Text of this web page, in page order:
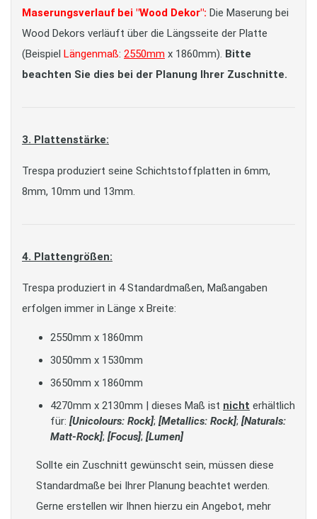
Maserungsverlauf bei "Wood Dekor": Die Maserung bei
Wood Dekors verläuft über die Längsseite der Platte
(Beispiel Längenmaß: 2550mm x 1860mm). Bitte
beachten Sie dies bei der Planung Ihrer Zuschnitte.
3. Plattenstärke:
Trespa produziert seine Schichtstoffplatten in 6mm,
8mm, 10mm und 13mm.
4. Plattengrößen:
Trespa produziert in 4 Standardmaßen, Maßangaben
erfolgen immer in Länge x Breite:
2550mm x 1860mm
3050mm x 1530mm
3650mm x 1860mm
4270mm x 2130mm | dieses Maß ist nicht erhältlich
für: [Unicolours: Rock]; [Metallics: Rock]; [Naturals:
Matt-Rock]; [Focus]; [Lumen]
Sollte ein Zuschnitt gewünscht sein, müssen diese
Standardmaße bei Ihrer Planung beachtet werden.
Gerne erstellen wir Ihnen hierzu ein Angebot, mehr